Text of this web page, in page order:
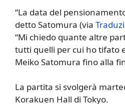
“La data del
detto Satomura (via
“Mi chiedo quante altre
tutti quelli per cui ho tifato
Meiko Satomura fino alla
La partita si svolgerà
Korakuen Hall di Tokyo.